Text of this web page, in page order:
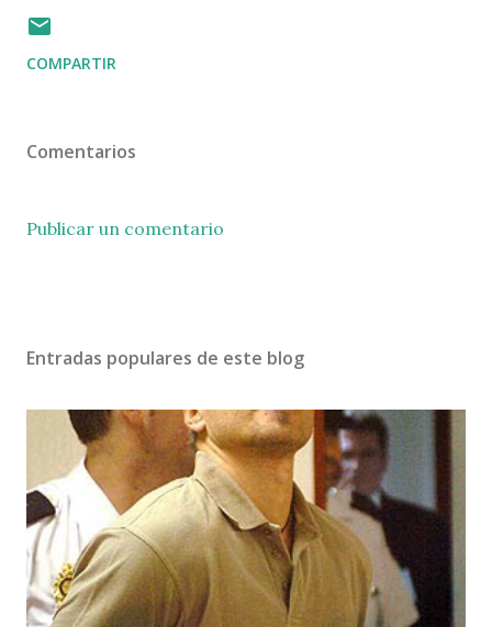
COMPARTIR
Comentarios
Publicar un comentario
Entradas populares de este blog